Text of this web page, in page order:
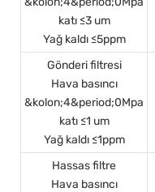
katı ≤3 um
Yağ kaldı ≤5ppm
Gönderi filtresi
Hava basıncı
&kolon;4&period;0Mpa
katı ≤1 um
Yağ kaldı ≤1ppm
Hassas filtre
Hava basıncı